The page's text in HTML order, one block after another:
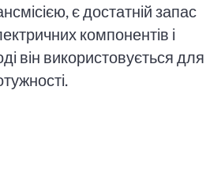
є достатній запас
компонентів і
він використовується для